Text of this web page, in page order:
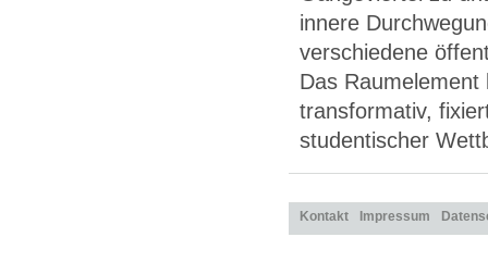
innere
verschiedene
Das
transformativ,
studentischer
Kontakt Impressum